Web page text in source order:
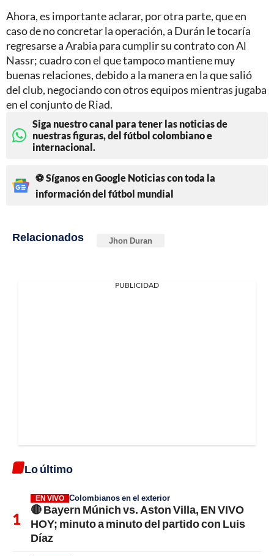
Ahora, es importante aclarar, por otra parte, que en
caso de no concretar la operación, a Durán le tocaría
regresarse a Arabia para cumplir su contrato con Al
Nassr; cuadro con el que tampoco mantiene muy
buenas relaciones, debido a la manera en la que salió
del club, negociando con otros equipos mientras jugaba
en el conjunto de Riad.
Siga nuestro canal para tener las noticias de
nuestras figuras, del fútbol colombiano e
internacional.
⚽ Síganos en Google Noticias con toda la
información del fútbol mundial
Relacionados Jhon Duran
PUBLICIDAD
Lo último
EN VIVO Colombianos en el exterior
🔴 Bayern Múnich vs. Aston Villa, EN VIVO
HOY; minuto a minuto del partido con Luis
Díaz